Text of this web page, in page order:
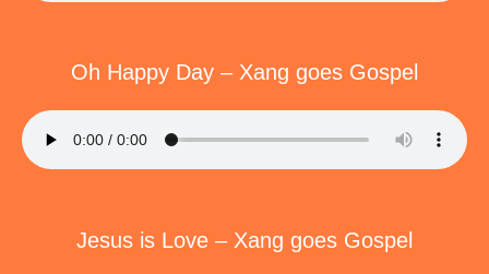
Oh Happy Day – Xang goes Gospel
Jesus is Love – Xang goes Gospel